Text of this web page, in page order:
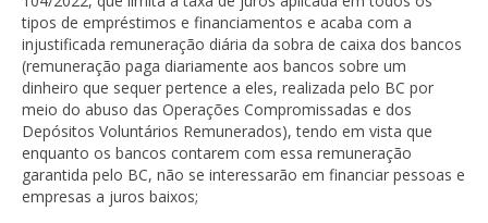
tipos de empréstimos e financiamentos e acaba com a
injustificada remuneração diária da sobra de caixa dos bancos
(remuneração paga diariamente aos bancos sobre um
dinheiro que sequer pertence a eles, realizada pelo BC por
meio do abuso das Operações Compromissadas e dos
Depósitos Voluntários Remunerados), tendo em vista que
enquanto os bancos contarem com essa remuneração
garantida pelo BC, não se interessarão em financiar pessoas e
empresas a juros baixos;